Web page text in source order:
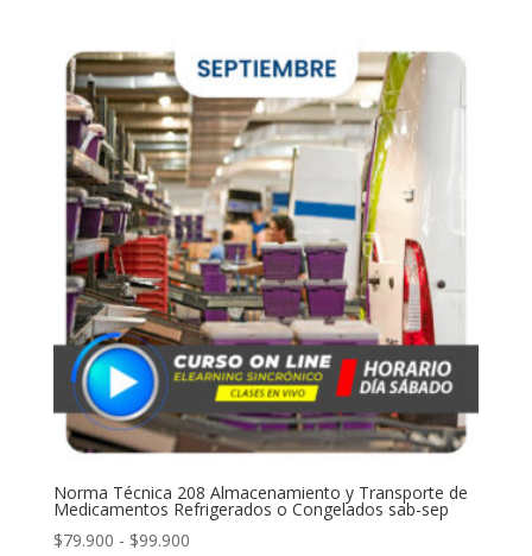
desde
$79.900
hasta
$99.900
Norma Técnica 208 Almacenamiento y Transporte de
Medicamentos Refrigerados o Congelados sab-sep
$79.900 - $99.900Rango